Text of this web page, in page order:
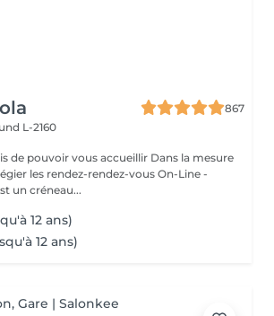
867
L-2160
vous accueillir Dans la mesure
les rendez-rendez-vous On-Line -
un créneau...
12 ans)
12 ans)